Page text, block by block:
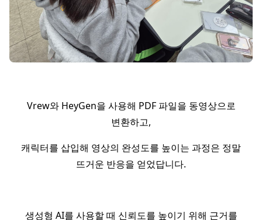
Vrew와 HeyGen을 사용해 PDF 파일을 동영상으로
변환하고,
캐릭터를 삽입해 영상의 완성도를 높이는 과정은 정말
뜨거운 반응을 얻었답니다.
생성형 AI를 사용할 때 신뢰도를 높이기 위해 근거를